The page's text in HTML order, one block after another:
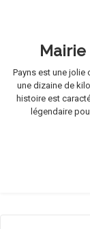
Mairie
Payns est une jolie
une dizaine de
histoire est
légendaire